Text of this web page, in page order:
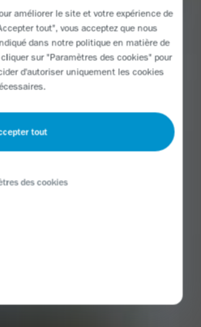
améliorer le site et votre expérience de
tout", vous acceptez que nous
dans notre politique en matière de
sur "Paramètres des cookies" pour
d'autoriser uniquement les cookies
tout
des cookies